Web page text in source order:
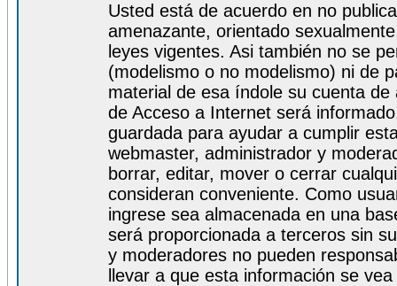
Usted está de acuerdo en no
amenazante, orientado
leyes vigentes. Asi también no se
(modelismo o no modelismo) ni de
material de esa índole su cuenta
de Acceso a Internet será
guardada para ayudar a cumplir
webmaster, administrador y
borrar, editar, mover o cerrar
consideran conveniente. Como
ingrese sea almacenada en una
será proporcionada a terceros sin
y moderadores no pueden
llevar a que esta información se